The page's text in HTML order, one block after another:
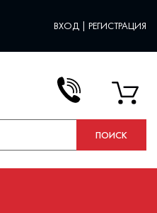
ВХОД | РЕГИСТРАЦИЯ